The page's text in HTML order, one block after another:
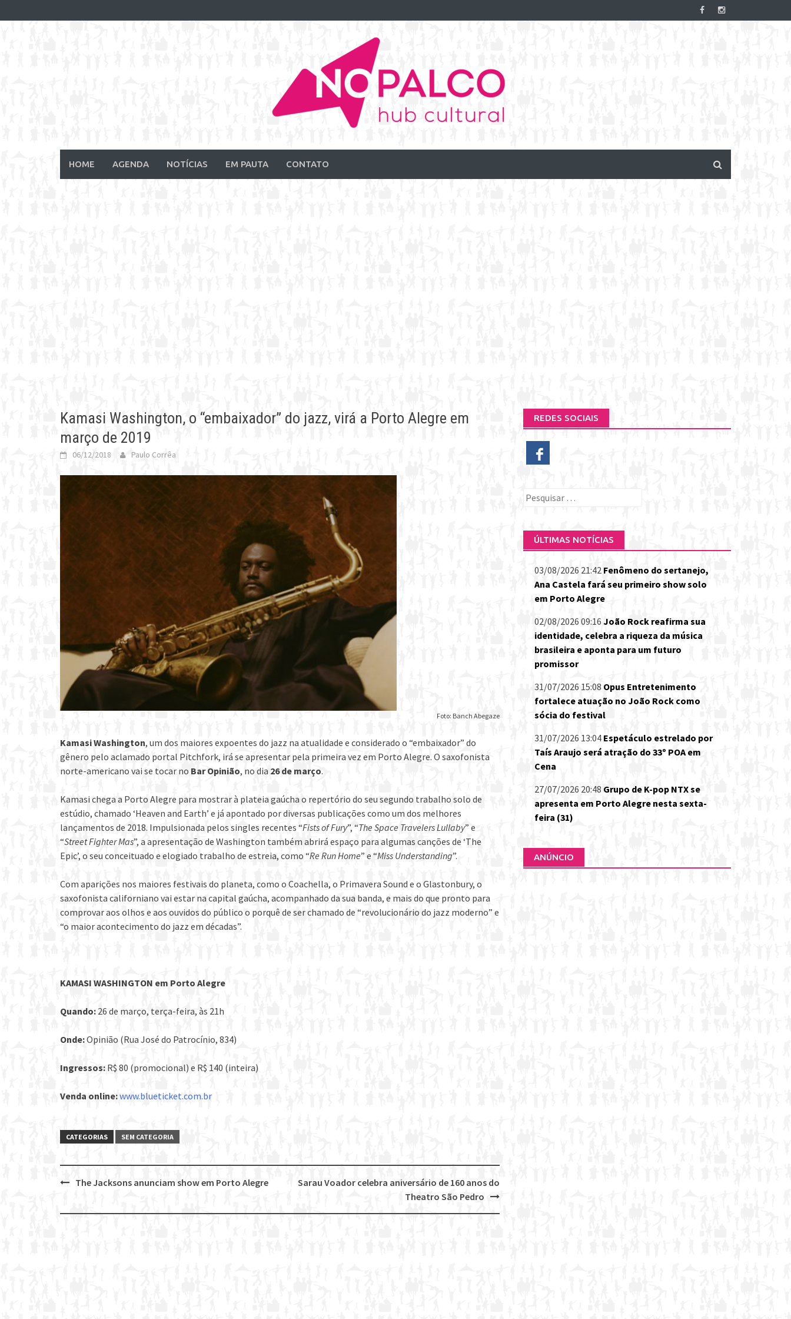
to
HOME AGENDA NOTÍCIAS EM PAUTA CONTATO
Kamasi Washington, o “embaixador” do jazz, virá a Porto Alegre em
março de 2019
06/12/2018 Paulo Corrêa
Foto: Banch Abegaze
Kamasi Washington, um dos maiores expoentes do jazz na atualidade e considerado o “embaixador” do
gênero pelo aclamado portal Pitchfork, irá se apresentar pela primeira vez em Porto Alegre. O saxofonista
norte-americano vai se tocar no Bar Opinião, no dia 26 de março.
Kamasi chega a Porto Alegre para mostrar à plateia gaúcha o repertório do seu segundo trabalho solo de
estúdio, chamado ‘Heaven and Earth’ e já apontado por diversas publicações como um dos melhores
lançamentos de 2018. Impulsionada pelos singles recentes “Fists of Fury”, “The Space Travelers Lullaby” e
“Street Fighter Mas”, a apresentação de Washington também abrirá espaço para algumas canções de ‘The
Epic’, o seu conceituado e elogiado trabalho de estreia, como “Re Run Home” e “Miss Understanding”.
Com aparições nos maiores festivais do planeta, como o Coachella, o Primavera Sound e o Glastonbury, o
saxofonista californiano vai estar na capital gaúcha, acompanhado da sua banda, e mais do que pronto para
comprovar aos olhos e aos ouvidos do público o porquê de ser chamado de “revolucionário do jazz moderno” e
“o maior acontecimento do jazz em décadas”.
KAMASI WASHINGTON em Porto Alegre
Quando: 26 de março, terça-feira, às 21h
Onde:Opinião (Rua José do Patrocínio, 834)
Ingressos: R$ 80 (promocional) e R$ 140 (inteira)
Venda online:www.blueticket.com.br
CATEGORIAS SEM CATEGORIA
navigation
Sarau Voador celebra aniversário de 160 anos do
Theatro São Pedro
The Jacksons anunciam show em Porto Alegre
REDES SOCIAIS
Pesquisar
ÚLTIMAS NOTÍCIAS
03/08/2026 21:42 Fenômeno do sertanejo,
Ana Castela fará seu primeiro show solo
em Porto Alegre
02/08/2026 09:16 João Rock reafirma sua
identidade, celebra a riqueza da música
brasileira e aponta para um futuro
promissor
31/07/2026 15:08 Opus Entretenimento
fortalece atuação no João Rock como
sócia do festival
31/07/2026 13:04 Espetáculo estrelado por
Taís Araujo será atração do 33º POA em
Cena
27/07/2026 20:48 Grupo de K-pop NTX se
apresenta em Porto Alegre nesta sexta-
feira (31)
ANÚNCIO